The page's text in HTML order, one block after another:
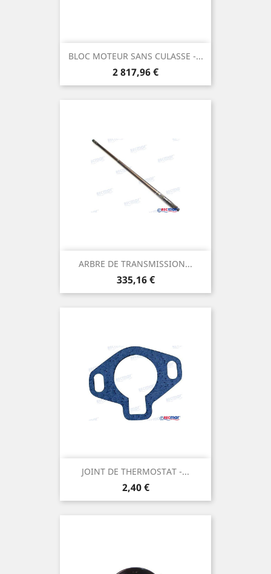
BLOC MOTEUR SANS CULASSE -...
Prix
2 817,96 €
ARBRE DE TRANSMISSION...
Prix
335,16 €
JOINT DE THERMOSTAT -...
Prix
2,40 €